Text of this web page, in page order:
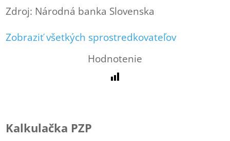
Zdroj: Národná banka Slovenska
Zobraziť všetkých sprostredkovateľov
Hodnotenie
Kalkulačka PZP